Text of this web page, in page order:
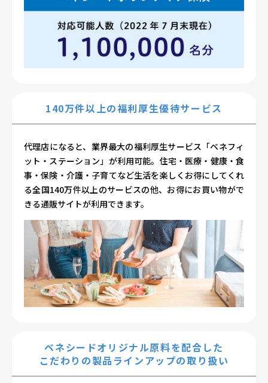
140万件以上の福利厚生優待サービス
代理店になると、業界最大の福利厚生サービス「ベネフィ
ット・ステーション」が利用可能。住宅・医療・健康・食
事・保険・介護・子育てなど生活を楽しくお得にしてくれ
る全国140万件以上のサービスの他、お得にお買い物がで
きる通販サイトが利用できます。
ベネシードオリジナル原料を配合した
こだわりの製品ラインアップの取り扱い